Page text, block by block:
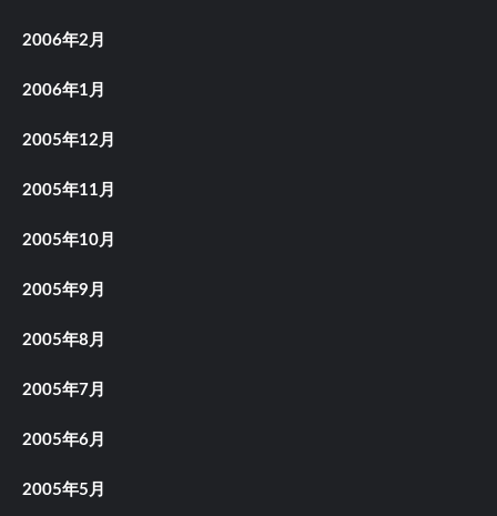
2006年2月
2006年1月
2005年12月
2005年11月
2005年10月
2005年9月
2005年8月
2005年7月
2005年6月
2005年5月